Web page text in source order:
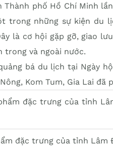
Thành phố Hồ Chí Minh
trong những sự kiện du
là cơ hội gặp gỡ, giao
trong và ngoài nước.
bá du lịch tại Ngày
Kom Tum, Gia Lai đã
đặc trưng của tỉnh Lâm